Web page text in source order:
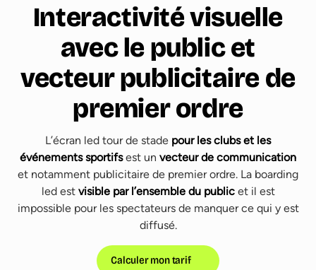
Interactivité visuelle
avec le public et
vecteur publicitaire de
premier ordre
L’écran led tour de stade pour les clubs et les
événements sportifsest un vecteur de communication
et notamment publicitaire de premier ordre. La boarding
led est visible par l’ensemble du publicet il est
impossible pour les spectateurs de manquer ce qui y est
diffusé.
Calculer mon tarif